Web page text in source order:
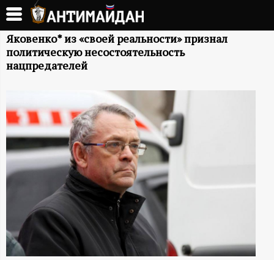
Перейти
основному
содержанию
А
Н
И
М
А
Д
Яковенко* из «своей реальности» признал
политическую несостоятельность
нацпредателей